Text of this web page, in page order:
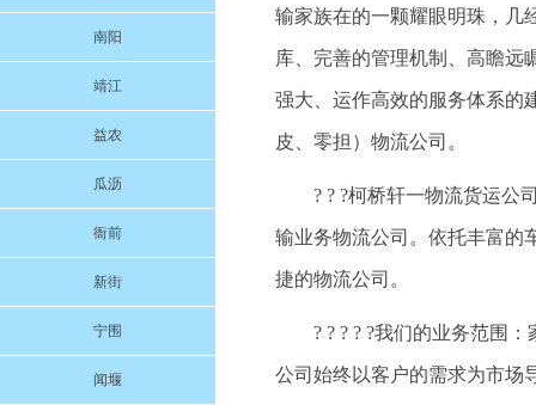
南阳
靖江
益农
瓜沥
衙前
新街
宁围
闻堰
输家族在的一颗耀眼明珠，几
库、完善的管理机制、高瞻远
强大、运作高效的服务体系的
皮、零担）物流公司。
? ? ?柯桥轩一物流货运公
输业务物流公司。依托丰富的
捷的物流公司。
? ? ? ? ?我们的业务范围
公司始终以客户的需求为市场